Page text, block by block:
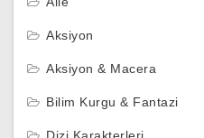
Aksiyon
Aksiyon & Macera
Bilim Kurgu & Fantazi